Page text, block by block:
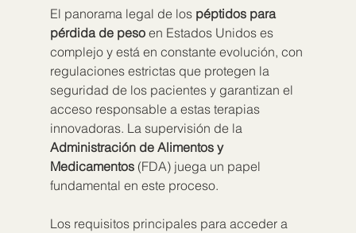
El panorama legal de los péptidos para
pérdida de peso en Estados Unidos es
complejo y está en constante evolución, con
regulaciones estrictas que protegen la
seguridad de los pacientes y garantizan el
acceso responsable a estas terapias
innovadoras. La supervisión de la
Administración de Alimentos y
Medicamentos (FDA) juega un papel
fundamental en este proceso.
Los requisitos principales para acceder a